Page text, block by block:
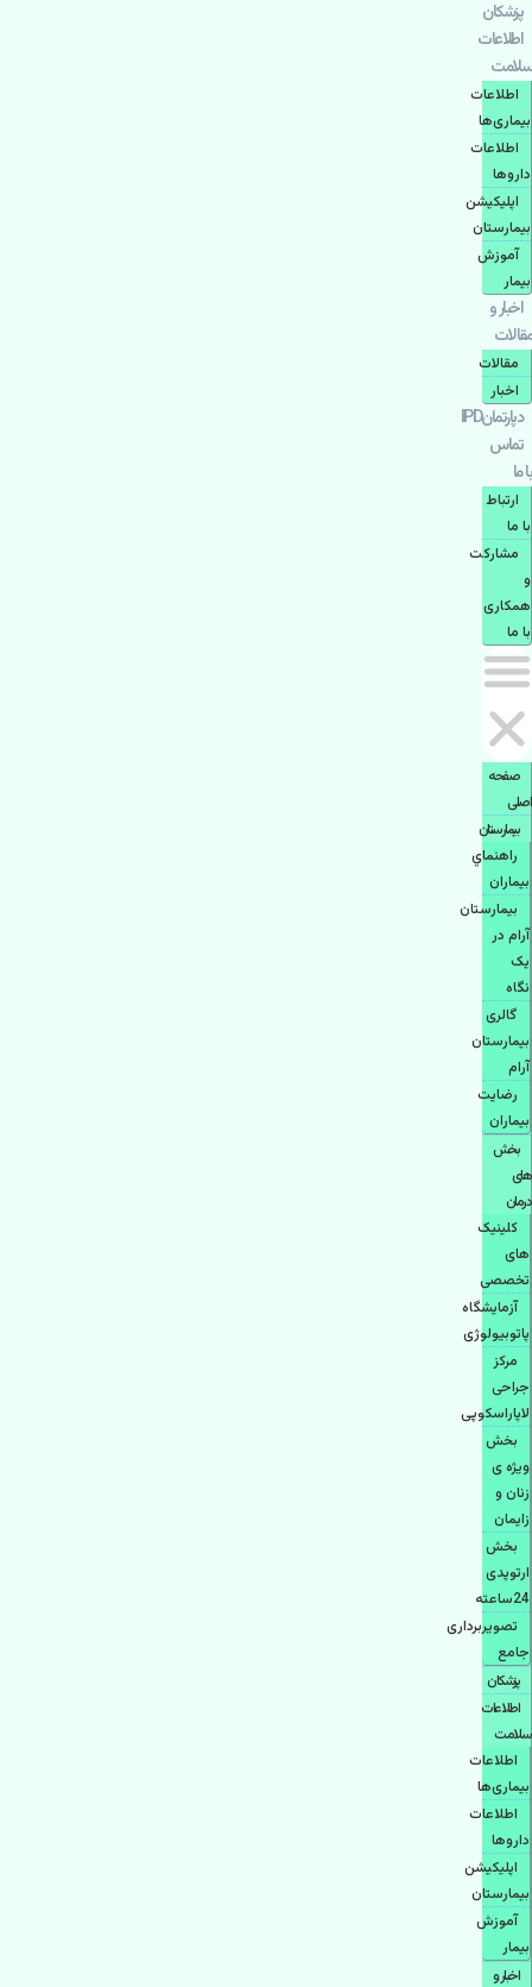
پزشكان
اطلاعات
سلامت
اطلاعات
بیماری‌ها
اطلاعات
دارو‌ها
اپليكيشن
بيمارستان
آموزش
بیمار
اخبار و
مقالات
مقالات
اخبار
دپارتمانIPD
تماس
با ما
ارتباط
با ما
مشاركت
و
همكاری
با ما
صفحه
اصلی
بيمارستان
راهنماي
بیماران
بیمارستان
آرام در
یک
نگاه
گالری
بیمارستان
آرام
رضایت
بیماران
بخش
های
درمان
کلینیک
های
تخصصی
آزمایشگاه
پاتوبیولوژی
مرکز
جراحی
لاپاراسکوپی
بخش
ویژه ی
زنان و
زایمان
بخش
ارتوپدی
24ساعته
تصویربرداری
جامع
پزشكان
اطلاعات
سلامت
اطلاعات
بیماری‌ها
اطلاعات
دارو‌ها
اپليكيشن
بيمارستان
آموزش
بیمار
اخبار و